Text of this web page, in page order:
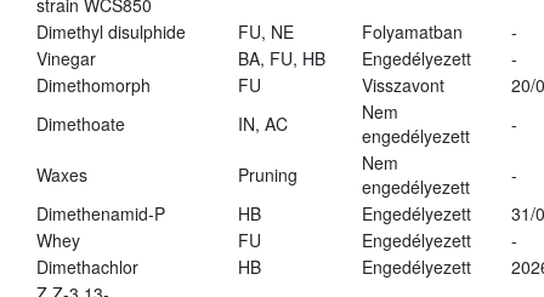
strain WCS850
Dimethyl disulphide FU, NE Folyamatban
-
Vinegar
BA, FU, HB Engedélyezett
-
Dimethomorph
FU Visszavont
20/
Dimethoate
IN, AC
Nem
engedélyezett
-
Waxes Pruning
Nem
engedélyezett
-
Dimethenamid-P
HB Engedélyezett
31/
Whey
FU Engedélyezett
-
Dimethachlor
HB Engedélyezett